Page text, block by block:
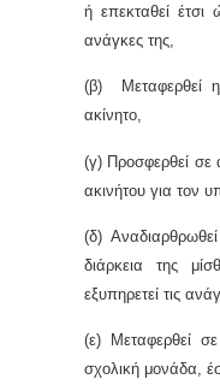
ή επεκταθεί έτσι
ανάγκες της,
(β) Μεταφερθεί η
ακίνητο,
(γ) Προσφερθεί σε
ακινήτου για τον
(δ)
διάρκεια της
εξυπηρετεί τις
(ε) Μεταφερθεί
σχολική μονάδα,